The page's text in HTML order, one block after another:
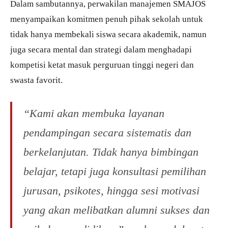
Dalam sambutannya, perwakilan manajemen SMAJOS
menyampaikan komitmen penuh pihak sekolah untuk
tidak hanya membekali siswa secara akademik, namun
juga secara mental dan strategi dalam menghadapi
kompetisi ketat masuk perguruan tinggi negeri dan
swasta favorit.
“Kami akan membuka layanan
pendampingan secara sistematis dan
berkelanjutan. Tidak hanya bimbingan
belajar, tetapi juga konsultasi pemilihan
jurusan, psikotes, hingga sesi motivasi
yang akan melibatkan alumni sukses dan